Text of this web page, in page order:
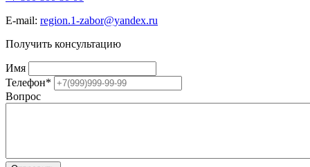
E-mail: region.1-zabor@yandex.ru
Получить консультацию
Имя
Телефон*
Вопрос